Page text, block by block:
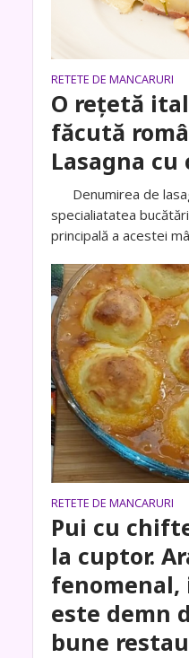
RETETE DE MANCARURI
O rețetă
făcută
Lasagna cu
Denumirea de
specialiatatea
principală a acestei
RETETE DE MANCARURI
Pui cu
la cuptor.
este demn
bune